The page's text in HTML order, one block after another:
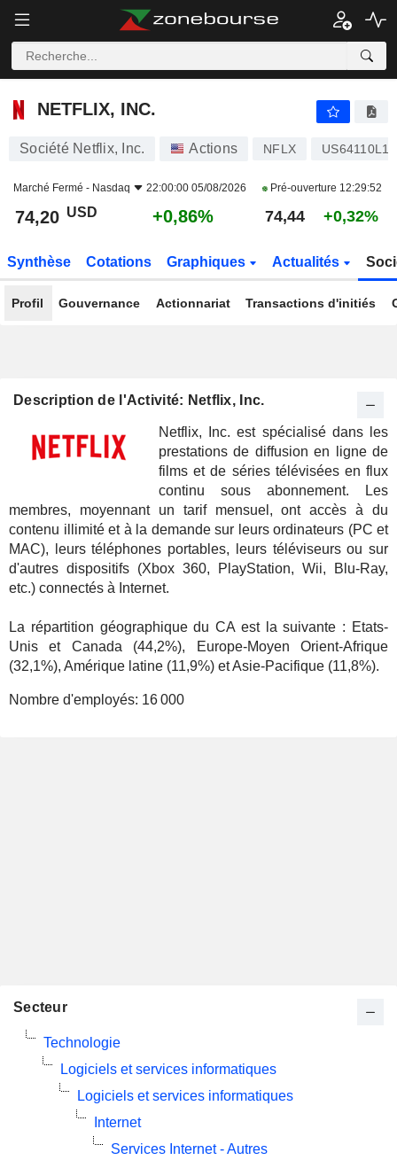
NETFLIX, INC.
NETFLIX, INC.
Société Netflix, Inc. Actions NFLX
Marché Fermé - Nasdaq 22:00:00 05/08/2026 Pré-ouverture 12:29:52
74,20 USD +0,86% 74,44 +0,32%
Synthèse Cotations Graphiques Actualités
Profil Gouvernance Actionnariat Transactions d'initiés
Description de l'Activité: Netflix, Inc.
Netflix, Inc. est spécialisé dans les
prestations de diffusion en ligne de
films et de séries télévisées en flux
continu sous abonnement. Les
membres, moyennant un tarif mensuel, ont accès à du
contenu illimité et à la demande sur leurs ordinateurs (PC et
MAC), leurs téléphones portables, leurs téléviseurs ou sur
d'autres dispositifs (Xbox 360, PlayStation, Wii, Blu-Ray,
etc.) connectés à Internet.
La répartition géographique du CA est la suivante : Etats-
Unis et Canada (44,2%), Europe-Moyen Orient-Afrique
(32,1%), Amérique latine (11,9%) et Asie-Pacifique (11,8%).
Nombre d'employés: 16 000
Secteur
Technologie
Logiciels et services informatiques
Logiciels et services informatiques
Internet
Services Internet - Autres